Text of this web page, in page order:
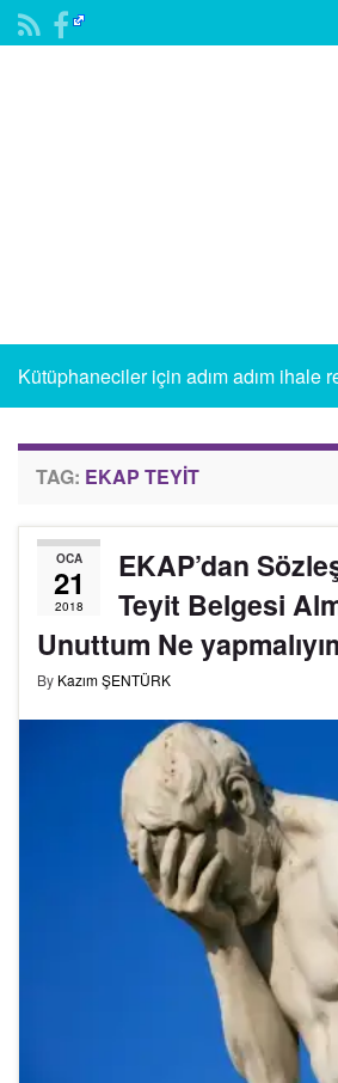
Kütüphaneciler için adım adım ihale
TAG: EKAP TEYIT
OCA
21
2018
EKAP’dan
Teyit Belgesi
Unuttum Ne
By Kazım ŞENTÜRK